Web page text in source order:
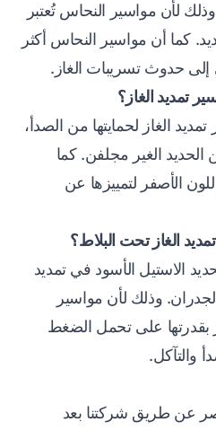
لأن مواسير النحاس تُعتبر
كما أن مواسير النحاس أكثر
إلى حدوث تسريبات الغاز.
تمديد الغاز؟
الغاز لحمايتها من الصدأ،
الغير مجلفن. كما
الأصفر لتمييزها عن
الغاز تحت البلاط؟
الاستيل الأسود في تمديد
وذلك لأن مواسير
بقدرتها على تحمل الضغط
والتآكل.
عن طريق شركتنا بعد